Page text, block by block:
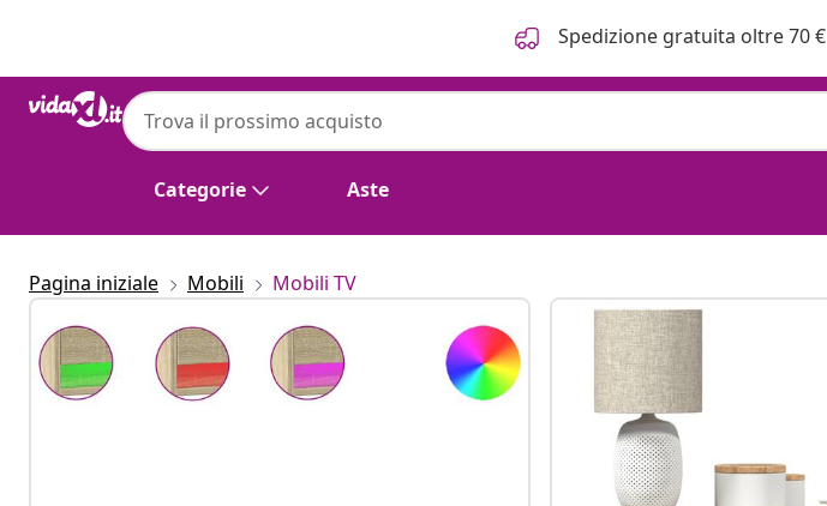
Spedizione gratuita oltre 70 €
Categorie Aste
Pagina iniziale Mobili Mobili TV